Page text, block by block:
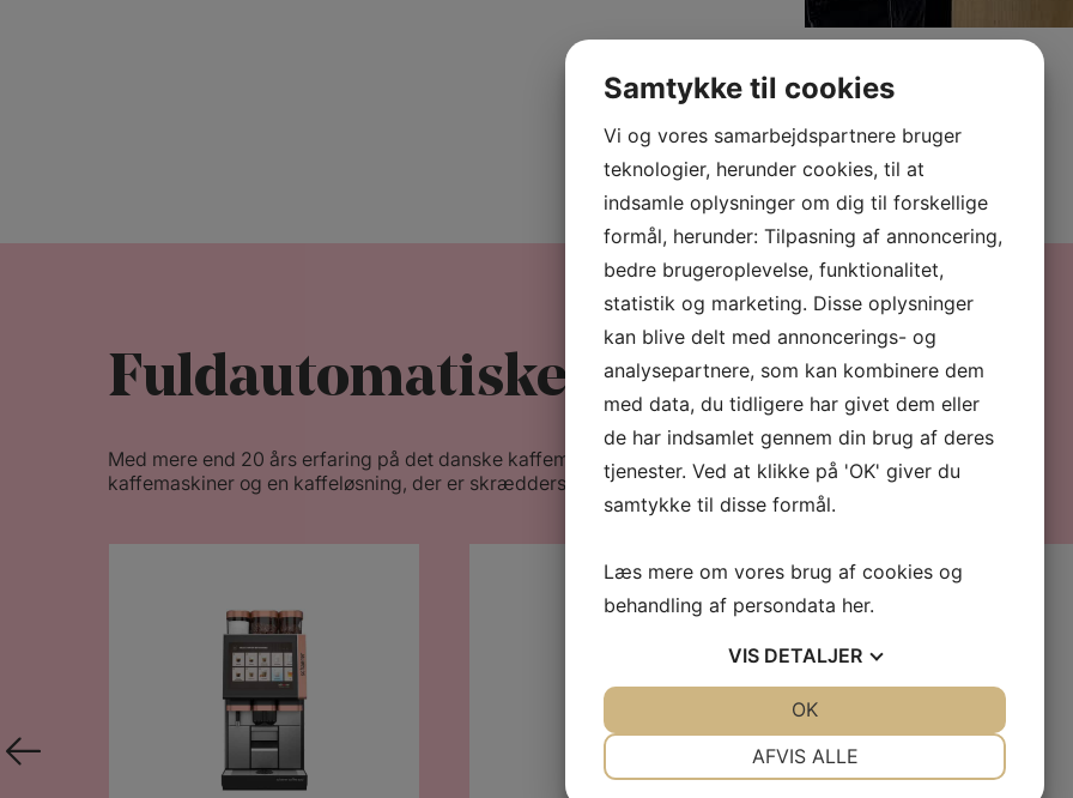
Fuldautomatiske kaffemaskiner
Med mere end 20 års erfaring på det danske kaffemarked, kan vi tilbyde et bredt sortiment af
kaffemaskiner og en kaffeløsning, der er skræddersyet efter jeres behov.
Samtykke til cookies
Vi og vores samarbejdspartnere bruger
teknologier, herunder cookies, til at
indsamle oplysninger om dig til forskellige
formål, herunder: Tilpasning af annoncering,
bedre brugeroplevelse, funktionalitet,
statistik og marketing. Disse oplysninger
kan blive delt med annoncerings- og
analysepartnere, som kan kombinere dem
med data, du tidligere har givet dem eller
de har indsamlet gennem din brug af deres
tjenester. Ved at klikke på 'OK' giver du
samtykke til disse formål.
Læs mere om vores brug af cookies og
behandling af persondata her.
VIS DETALJER
AFVIS ALLE
OK